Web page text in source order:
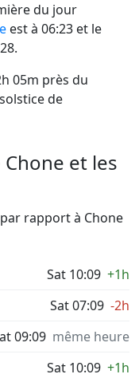
du jour
est à 06:23 et le
05m près du
de
et les
rapport à Chone
Sat 10:09 +1h
Sat 07:09 -2h
09:09 même heure
Sat 10:09 +1h